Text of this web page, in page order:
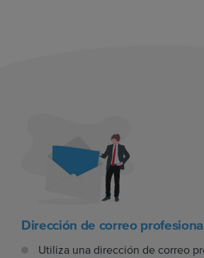
Dirección de correo
Utiliza una dirección de correo